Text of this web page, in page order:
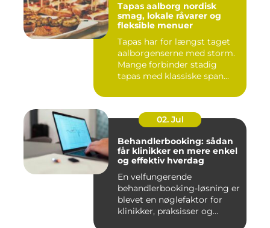
Tapas aalborg nordisk
smag, lokale råvarer og
fleksible menuer
Tapas har for længst taget
aalborgenserne med storm.
Mange forbinder stadig
tapas med klassiske span...
02. Jul
Behandlerbooking: sådan
får klinikker en mere enkel
og effektiv hverdag
En velfungerende
behandlerbooking-løsning er
blevet en nøglefaktor for
klinikker, praksisser og